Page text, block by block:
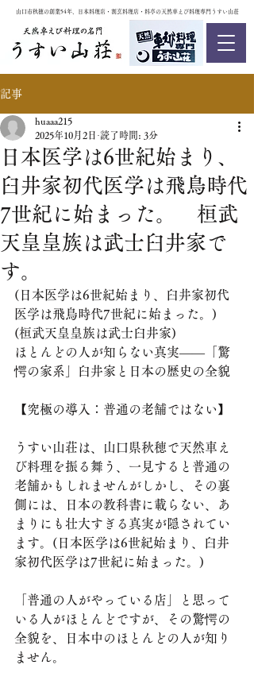
山口市秋穂の創業54年、日本料理店・割烹料理店・料亭の天然車えび料理専門うすい山荘
記事
日本医学は6世紀始まり、
臼井家初代医学は飛鳥時代
7世紀に始まった。 桓武
天皇皇族は武士臼井家で
す。
huaaa215
2025年10月2日 読了時間: 3分
(日本医学は6世紀始まり、臼井家初代
医学は飛鳥時代7世紀に始まった。)
(桓武天皇皇族は武士臼井家)
ほとんどの人が知らない真実——「驚
愕の家系」臼井家と日本の歴史の全貌
​【究極の導入：普通の老舗ではない】
​うすい山荘は、山口県秋穂で天然車え
び料理を振る舞う、一見すると普通の
老舗かもしれませんがしかし、その裏
側には、日本の教科書に載らない、あ
まりにも壮大すぎる真実が隠されてい
ます。(日本医学は6世紀始まり、臼井
家初代医学は7世紀に始まった。)
​「普通の人がやっている店」と思って
いる人がほとんどですが、その驚愕の
全貌を、日本中のほとんどの人が知り
ません。